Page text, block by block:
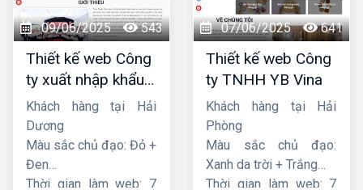
09/06/2025 543
Thiết kế web Công
ty xuất nhập khẩu
Thiên Thuận Phát
Khách hàng tại Hải
Dương
Màu sắc chủ đạo: Đỏ +
Đen
Thời gian làm web: 7
07/06/2025 641
Thiết kế web Công
ty TNHH YB Vina
Khách hàng tại Hải
Phòng
Màu sắc chủ đạo:
Xanh da trời + Trắng
Thời gian làm web: 7